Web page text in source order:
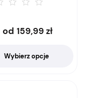
od 159,99 zł
Wybierz opcje